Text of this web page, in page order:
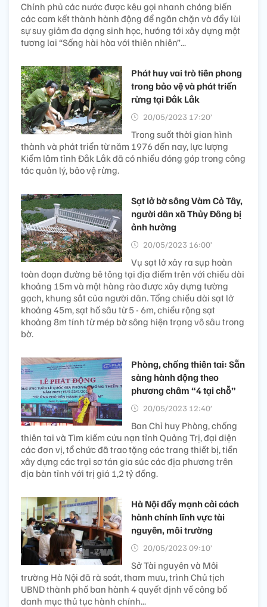
Chính phủ các nước được kêu gọi nhanh chóng biến
các cam kết thành hành động để ngăn chặn và đẩy lùi
sự suy giảm đa dạng sinh học, hướng tới xây dựng một
tương lai “Sống hài hòa với thiên nhiên”...
Phát huy vai trò tiên phong
trong bảo vệ và phát triển
rừng tại Đắk Lắk
20/05/2023 17:20’
Trong suốt thời gian hình
thành và phát triển từ năm 1976 đến nay, lực lượng
Kiểm lâm tỉnh Đắk Lắk đã có nhiều đóng góp trong công
tác quản lý, bảo vệ rừng.
Sạt lở bờ sông Vàm Cỏ Tây,
người dân xã Thủy Đông bị
ảnh hưởng
20/05/2023 16:00’
Vụ sạt lở xảy ra sụp hoàn
toàn đoạn đường bê tông tại địa điểm trên với chiều dài
khoảng 15m và một hàng rào được xây dựng tường
gạch, khung sắt của người dân. Tổng chiều dài sạt lở
khoảng 45m, sạt hố sâu từ 5 - 6m, chiều rộng sạt
khoảng 8m tính từ mép bờ sông hiện trạng vô sâu trong
bờ.
Phòng, chống thiên tai: Sẵn
sàng hành động theo
phương châm “4 tại chỗ”
20/05/2023 12:40’
Ban Chỉ huy Phòng, chống
thiên tai và Tìm kiếm cứu nạn tỉnh Quảng Trị, đại diện
các đơn vị, tổ chức đã trao tặng các trang thiết bị, tiền
xây dựng các trại sơ tán gia súc các địa phương trên
địa bàn tỉnh với trị giá 1,2 tỷ đồng.
Hà Nội đẩy mạnh cải cách
hành chính lĩnh vực tài
nguyên, môi trường
20/05/2023 09:10’
Sở Tài nguyên và Môi
trường Hà Nội đã rà soát, tham mưu, trình Chủ tịch
UBND thành phố ban hành 4 quyết định về công bố
danh mục thủ tục hành chính...